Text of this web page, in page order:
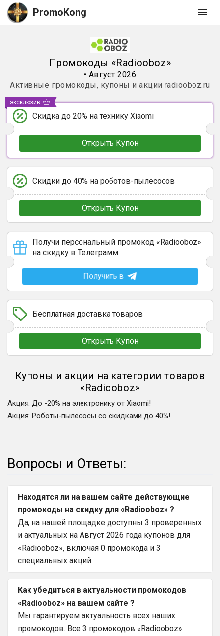
PromoKong
Промокоды «Radiooboz»
• Август 2026
Активные промокоды, купоны и акции radiooboz.ru
Скидка до 20% на технику Xiaomi
Открыть Купон
эксклюзив
Скидки до 40% на роботов-пылесосов
Открыть Купон
Получи персональный промокод «Radiooboz»
на скидку в Телеграмм.
Получить в
Бесплатная доставка товаров
Открыть Купон
Купоны и акции на категории товаров
«Radiooboz»
Акция: До -20% на электронику от Xiaomi!
Акция: Роботы-пылесосы со скидками до 40%!
Вопросы и Ответы:
Находятся ли на вашем сайте действующие
промокоды на скидку для «Radiooboz» ?
Да, на нашей площадке доступны 3 проверенных
и актуальных на Август 2026 года купонов для
«Radiooboz», включая 0 промокода и 3
специальных акций.
Как убедиться в актуальности промокодов
«Radiooboz» на вашем сайте ?
Мы гарантируем актуальность всех наших
промокодов. Все 3 промокодов «Radiooboz»